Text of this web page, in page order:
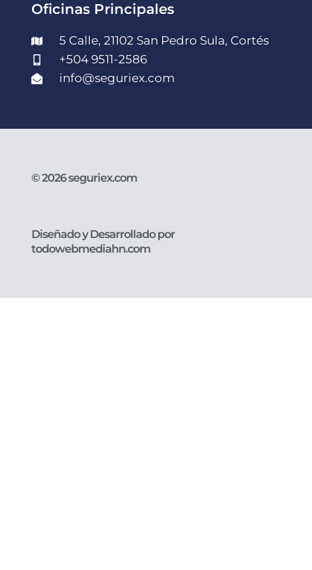
Oficinas Principales
5 Calle, 21102 San Pedro Sula, Cortés
+504 9511-2586
info@seguriex.com
© 2026 seguriex.com
Diseñado y Desarrollado por
todowebmediahn.com